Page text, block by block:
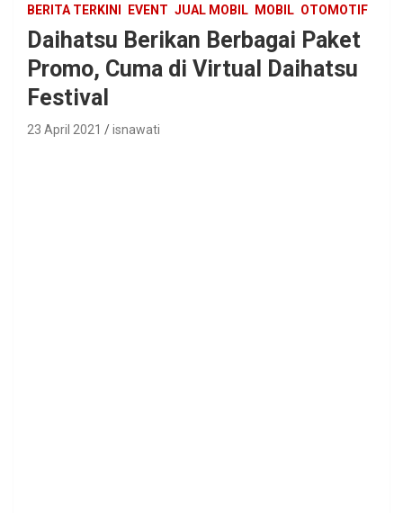
BERITA TERKINI EVENT JUAL MOBIL MOBIL OTOMOTIF
Daihatsu Berikan Berbagai Paket
Promo, Cuma di Virtual Daihatsu
Festival
23 April 2021 isnawati